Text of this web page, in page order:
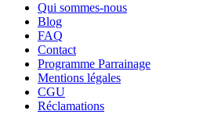
Qui sommes-nous
Blog
FAQ
Contact
Programme Parrainage
Mentions légales
CGU
Réclamations